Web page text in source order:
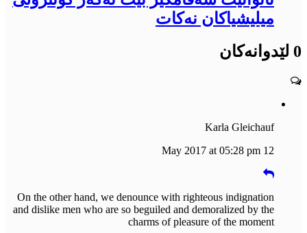
میلیشیاکان نەکات
0 لێدوانەکان
Karla Gleichauf
12 May 2017 at 05:28 pm
On the other hand, we denounce with righteous indignation
and dislike men who are so beguiled and demoralized by the
charms of pleasure of the moment